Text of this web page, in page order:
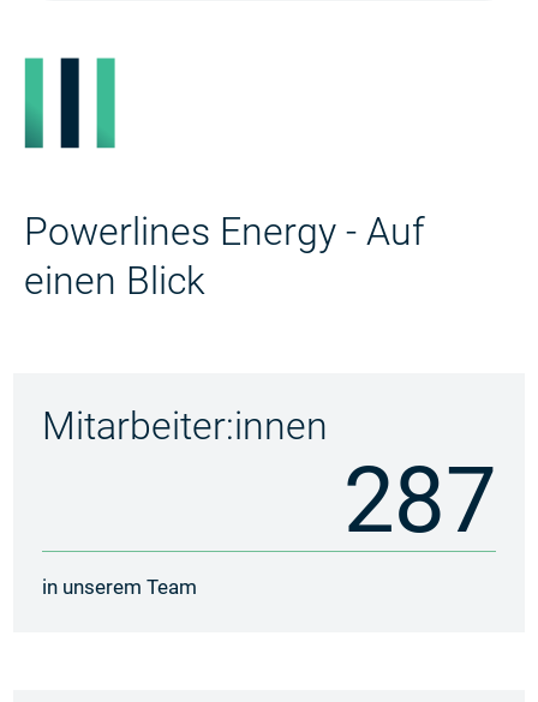
Powerlines Energy - Auf
einen Blick
287
Mitarbeiter:innen
in unserem Team